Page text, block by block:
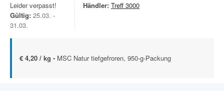
Leider verpasst!
Gültig: 25.03. -
31.03.
Händler: Treff 3000
€ 4,20 / kg - MSC Natur tiefgefroren, 950-g-Packung